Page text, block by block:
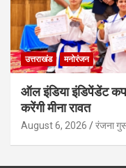
उत्तराखंड मनोरंजन
ऑल इंडिया इंडिपेंडेंट
करेंगी मीना रावत
August 6, 2026 रंजना